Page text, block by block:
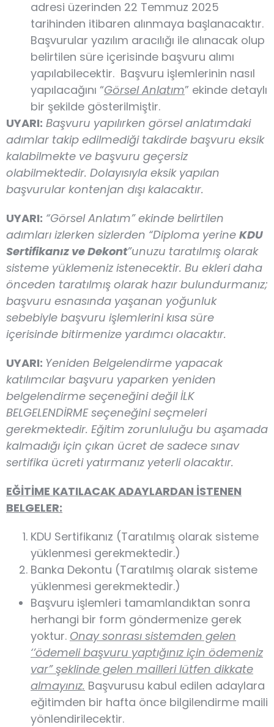
adresi üzerinden 22 Temmuz 2025
tarihinden itibaren alınmaya başlanacaktır.
Başvurular yazılım aracılığı ile alınacak olup
belirtilen süre içerisinde başvuru alımı
yapılabilecektir. Başvuru işlemlerinin nasıl
yapılacağını “Görsel Anlatım” ekinde detaylı
bir şekilde gösterilmiştir.
UYARI: Başvuru yapılırken görsel anlatımdaki
adımlar takip edilmediği takdirde başvuru eksik
kalabilmekte ve başvuru geçersiz
olabilmektedir. Dolayısıyla eksik yapılan
başvurular kontenjan dışı kalacaktır.
UYARI: “Görsel Anlatım” ekinde belirtilen
adımları izlerken sizlerden “Diploma yerine KDU
Sertifikanız ve Dekont”unuzu taratılmış olarak
sisteme yüklemeniz istenecektir. Bu ekleri daha
önceden taratılmış olarak hazır bulundurmanız;
başvuru esnasında yaşanan yoğunluk
sebebiyle başvuru işlemlerini kısa süre
içerisinde bitirmenize yardımcı olacaktır.
UYARI: Yeniden Belgelendirme yapacak
katılımcılar başvuru yaparken yeniden
belgelendirme seçeneğini değil İLK
BELGELENDİRME seçeneğini seçmeleri
gerekmektedir. Eğitim zorunluluğu bu aşamada
kalmadığı için çıkan ücret de sadece sınav
sertifika ücreti yatırmanız yeterli olacaktır.
EĞİTİME KATILACAK ADAYLARDAN İSTENEN
BELGELER:
KDU Sertifikanız (Taratılmış olarak sisteme
yüklenmesi gerekmektedir.)
Banka Dekontu (Taratılmış olarak sisteme
yüklenmesi gerekmektedir.)
Başvuru işlemleri tamamlandıktan sonra
herhangi bir form göndermenize gerek
yoktur. Onay sonrası sistemden gelen
‘’ödemeli başvuru yaptığınız için ödemeniz
var” şeklinde gelen mailleri lütfen dikkate
almayınız. Başvurusu kabul edilen adaylara
eğitimden bir hafta önce bilgilendirme maili
yönlendirilecektir.